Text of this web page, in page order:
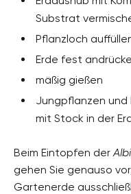
Substrat
Pflanzloch
Erde fest
mäßig gießen
Jungpflanzen
mit Stock in der
Beim Eintopfen der
gehen Sie genauso
Gartenerde